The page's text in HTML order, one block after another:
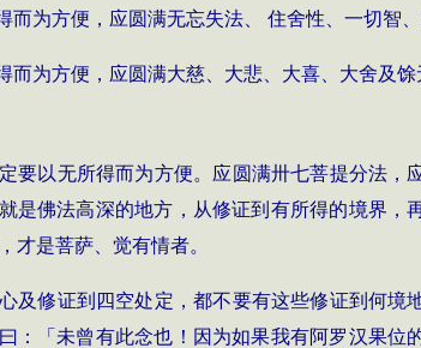
为方便，应圆满无忘失法、 住舍性、一切智
为方便，应圆满大慈、大悲、大喜、大舍及馀
要以无所得而为方便。应圆满卅七菩提分法
是佛法高深的地方，从修证到有所得的境界
才是菩萨、觉有情者。
及修证到四空处定，都不要有这些修证到何
：「未曾有此念也！因为如果我有阿罗汉果